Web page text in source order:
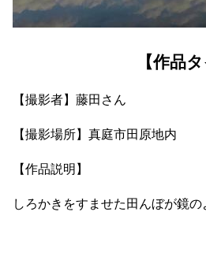
【作品
【撮影者】藤田さん
【撮影場所】真庭市田原地内
【作品説明】
しろかきをすませた田んぼが鏡